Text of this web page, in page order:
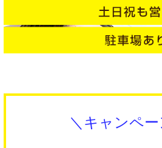
＼キャンペー